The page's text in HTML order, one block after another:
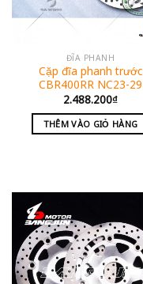
ĐĨA PHANH
Cặp đĩa phanh trước
CBR400RR NC23-29
2.488.200₫
THÊM VÀO GIỎ HÀNG